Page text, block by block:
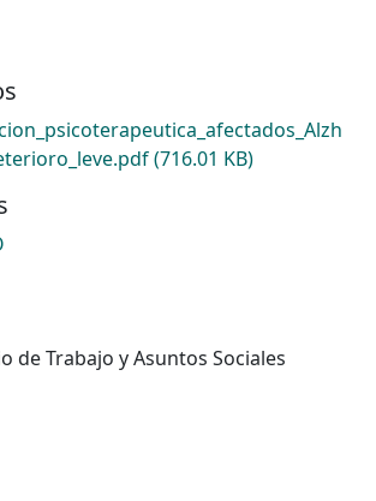
(716.01 KB)
de Trabajo y Asuntos Sociales